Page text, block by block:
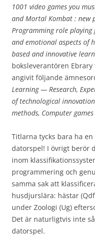
1001 video games you
and Mortal Kombat : new
Programming role playing
and emotional aspects of
based and innovative
boksleverantören
angivit följande
Learning — Research,
of technological
methods, Computer
Titlarna tycks bara ha
datorspel! I övrigt berör
inom
programmering och
samma sak att
husdjurslära: hästar
under Zoologi (Ug)
Det är naturligtvis inte
datorspel.